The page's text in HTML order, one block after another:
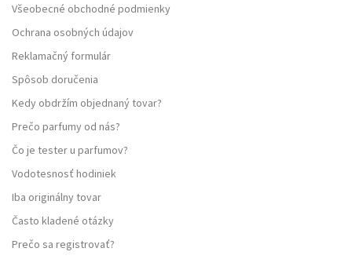
Všeobecné obchodné podmienky
Ochrana osobných údajov
Reklamačný formulár
Spôsob doručenia
Kedy obdržím objednaný tovar?
Prečo parfumy od nás?
Čo je tester u parfumov?
Vodotesnosť hodiniek
Iba originálny tovar
Často kladené otázky
Prečo sa registrovať?